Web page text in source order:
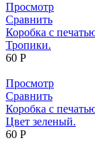
Просмотр
Сравнить
Коробка с
Тропики.
60 Р
Просмотр
Сравнить
Коробка с
Цвет зеленый.
60 Р